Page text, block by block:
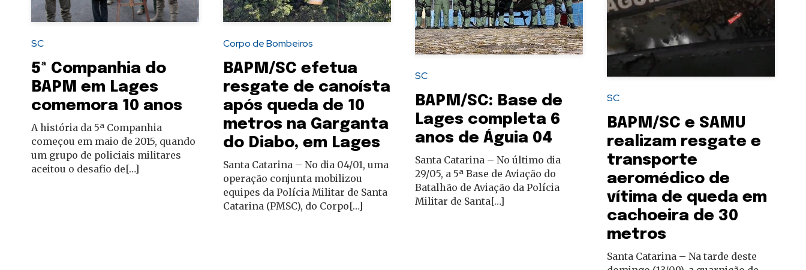
autoridades
SC
5ª Companhia do
BAPM em Lages
comemora 10 anos
A história da 5ª Companhia
começou em maio de 2015, quando
um grupo de policiais militares
aceitou o desafio de[…]
Corpo de Bombeiros
BAPM/SC efetua
resgate de canoísta
após queda de 10
metros na Garganta
do Diabo, em Lages
Santa Catarina – No dia 04/01, uma
operação conjunta mobilizou
equipes da Polícia Militar de Santa
Catarina (PMSC), do Corpo[…]
SC
BAPM/SC: Base de
Lages completa 6
anos de Águia 04
Santa Catarina – No último dia
29/05, a 5ª Base de Aviação do
Batalhão de Aviação da Polícia
Militar de Santa[…]
SC
BAPM/SC e SAMU
realizam resgate e
transporte
aeromédico de
vítima de queda em
cachoeira de 30
metros
Santa Catarina – Na tarde deste